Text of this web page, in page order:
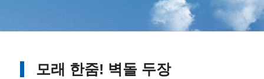
모래 한줌! 벽돌 두장